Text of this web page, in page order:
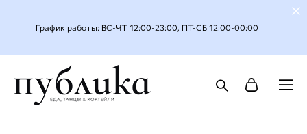
График работы: ВС-ЧТ 12:00-23:00, ПТ-СБ 12:00-00:00